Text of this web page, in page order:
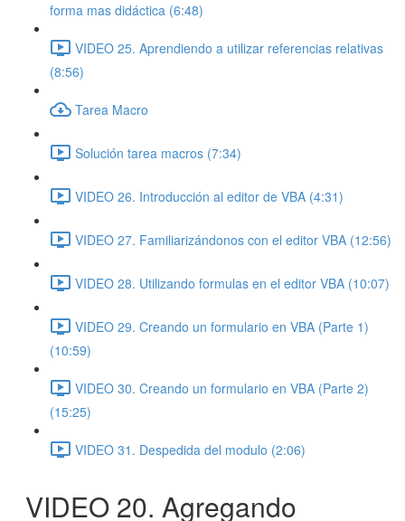
forma mas didáctica (6:48)
VIDEO 25. Aprendiendo a utilizar referencias relativas
(8:56)
Tarea Macro
Solución tarea macros (7:34)
VIDEO 26. Introducción al editor de VBA (4:31)
VIDEO 27. Familiarizándonos con el editor VBA (12:56)
VIDEO 28. Utilizando formulas en el editor VBA (10:07)
VIDEO 29. Creando un formulario en VBA (Parte 1)
(10:59)
VIDEO 30. Creando un formulario en VBA (Parte 2)
(15:25)
VIDEO 31. Despedida del modulo (2:06)
VIDEO 20. Agregando